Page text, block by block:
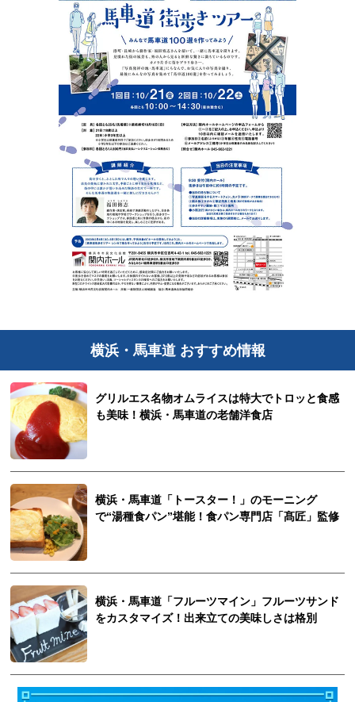
横浜・馬車道 おすすめ情報
グリルエス名物オムライスは特大でトロッと食感
も美味！横浜・馬車道の老舗洋食店
横浜・馬車道「トースター！」のモーニング
で“湯種食パン”堪能！食パン専門店「髙匠」監修
横浜・馬車道「フルーツマイン」フルーツサンド
をカスタマイズ！出来立ての美味しさは格別